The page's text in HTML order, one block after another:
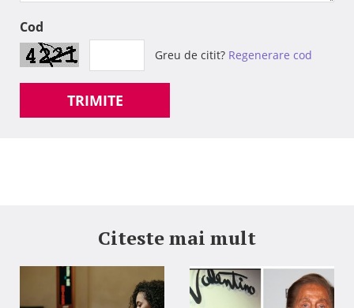
Cod
Greu de citit? Regenerare cod
TRIMITE
Citeste mai mult